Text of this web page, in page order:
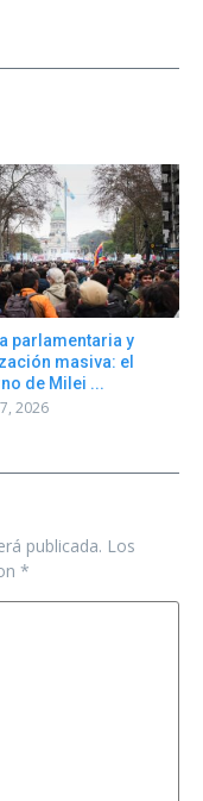
parlamentaria y
masiva: el
de Milei ...
2026
publicada. Los
*